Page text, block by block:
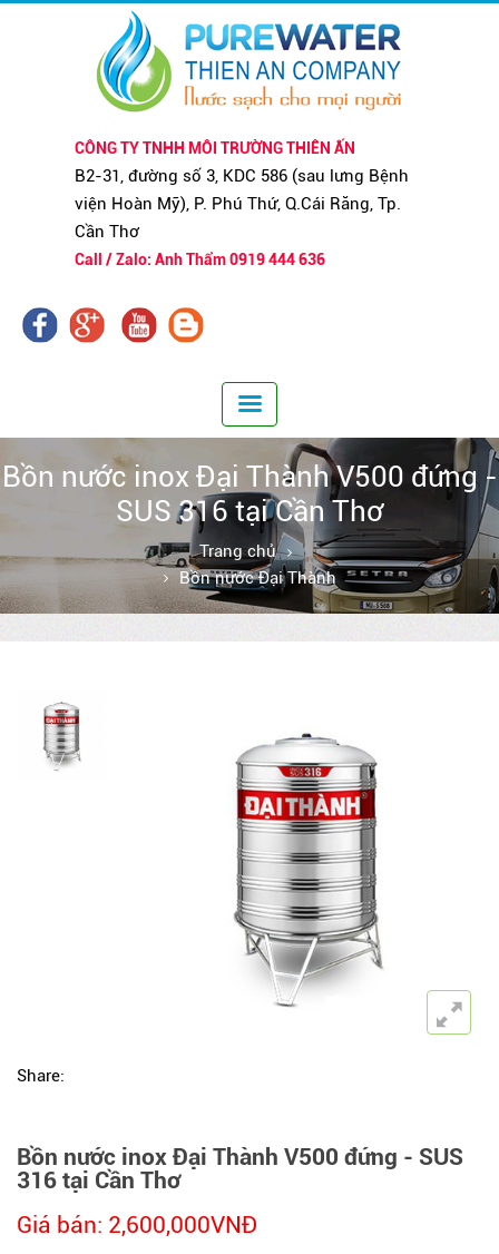
CÔNG TY TNHH MÔI TRƯỜNG THIÊN ẤN
B2-31, đường số 3, KDC 586 (sau lưng Bệnh
viện Hoàn Mỹ), P. Phú Thứ, Q.Cái Răng, Tp.
Cần Thơ
Call / Zalo: Anh Thẩm 0919 444 636
Bồn nước inox Đại Thành V500 đứng -
SUS 316 tại Cần Thơ
Trang chủ
Bồn nước Đại Thành
Share:
Bồn nước inox Đại Thành V500 đứng - SUS
316 tại Cần Thơ
Giá bán: 2,600,000VNĐ